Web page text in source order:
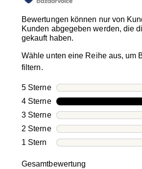
Bewertungen können nur von
Kunden abgegeben werden, die
gekauft haben.
Wähle unten eine Reihe aus, um
filtern.
5 SterneSterne
4 SterneSterne
3 SterneSterne
2 SterneSterne
1 Stern Sterne
Gesamtbewertung